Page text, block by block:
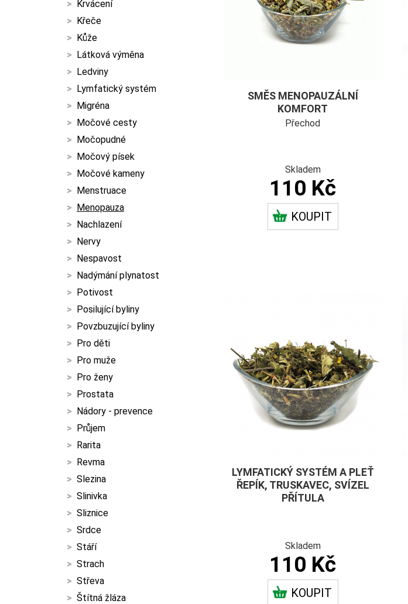
Krvácení
Křeče
Kůže
Látková výměna
Ledviny
Lymfatický systém
Migréna
Močové cesty
Močopudné
Močový písek
Močové kameny
Menstruace
Menopauza
Nachlazení
Nervy
Nespavost
Nadýmání plynatost
Potivost
Posilující byliny
Povzbuzující byliny
Pro děti
Pro muže
Pro ženy
Prostata
Nádory - prevence
Průjem
Rarita
Revma
Slezina
Slinivka
Sliznice
Srdce
Stáří
Strach
Střeva
Štítná žláza
SMĚS MENOPAUZÁLNÍ
KOMFORT
Přechod
Skladem
110 Kč
KOUPIT
LYMFATICKÝ SYSTÉM A PLEŤ
ŘEPÍK, TRUSKAVEC, SVÍZEL
PŘÍTULA
Skladem
110 Kč
KOUPIT